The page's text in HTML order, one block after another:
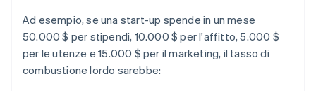
Ad esempio, se una start-up spende in un mese
50.000 $ per stipendi, 10.000 $ per l'affitto, 5.000 $
per le utenze e 15.000 $ per il marketing, il tasso di
combustione lordo sarebbe: